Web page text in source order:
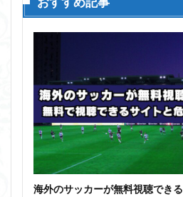
海外のサッカーが無料視聴でき